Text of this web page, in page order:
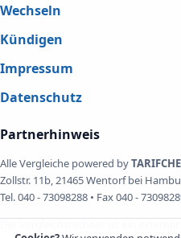
Wechseln
Kündigen
Impressum
Datenschutz
Partnerhinweis
Alle Vergleiche powered by
Zollstr. 11b, 21465 Wentorf bei
Tel. 040 - 73098288 • Fax 040 -